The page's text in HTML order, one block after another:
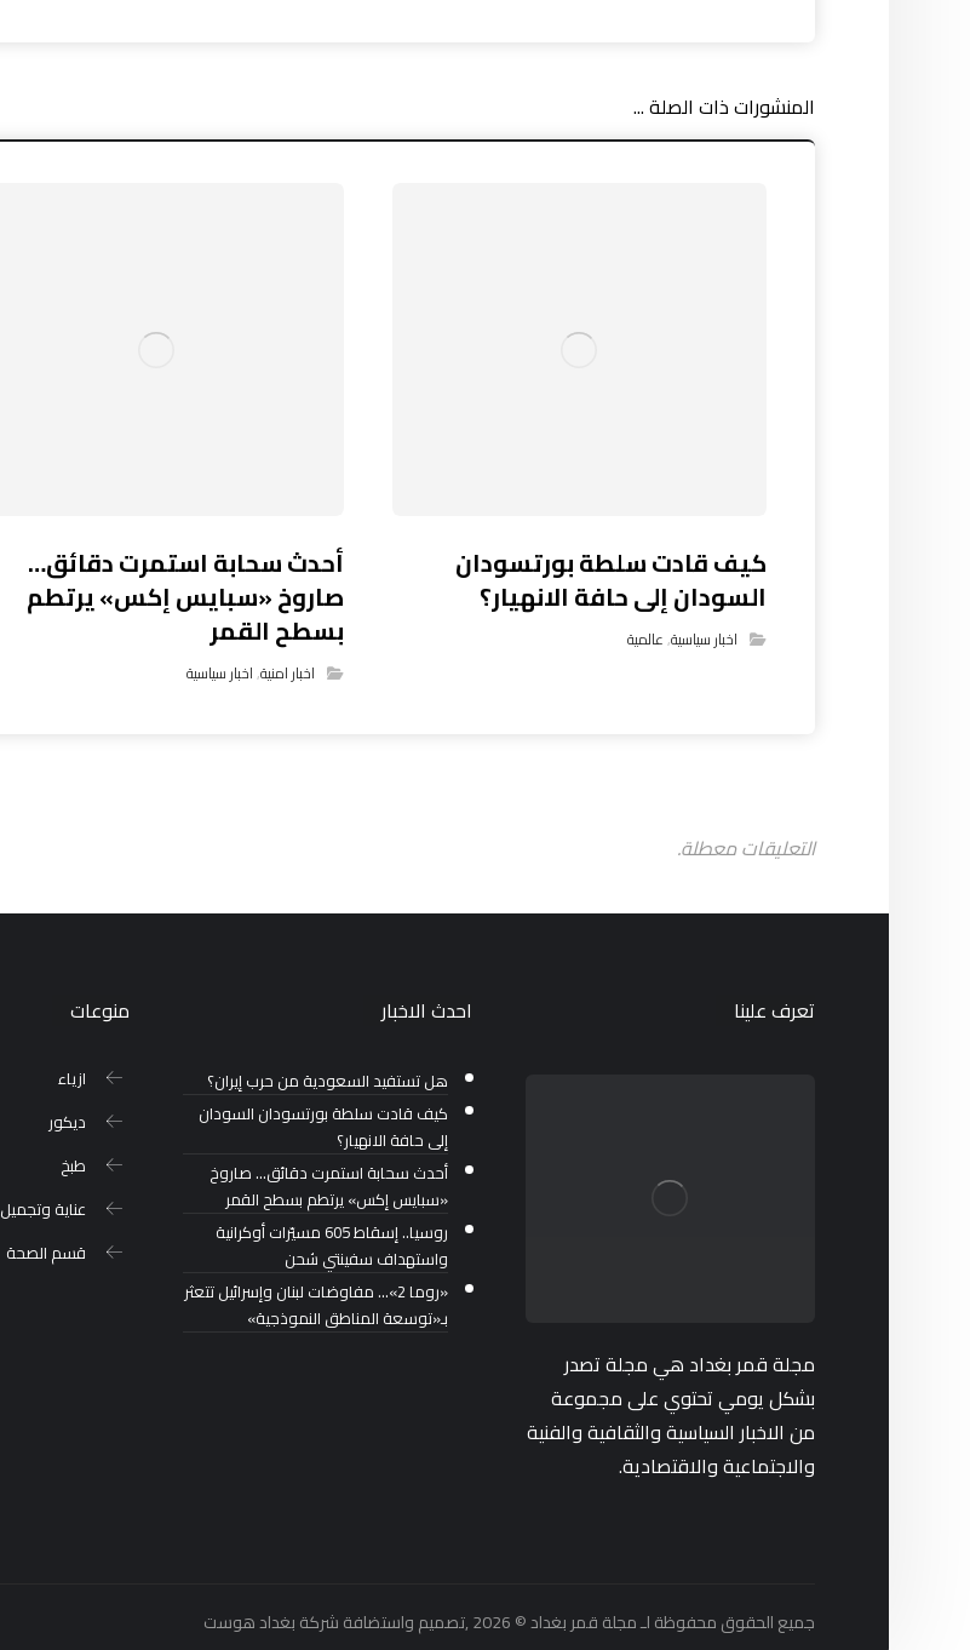
المنشورات ذات الصلة ...
كيف قادت سلطة بورتسودان
السودان إلى حافة الانهيار؟
اخبار سياسية,عالمية
أحدث سحابة استمرت دقائق…
صاروخ «سبايس إكس» يرتطم
بسطح القمر
اخبار امنية,اخبار سياسية
التعليقات معطلة.
تعرف علينا
مجلة قمر بغداد هي مجلة تصدر
بشكل يومي تحتوي على مجموعة
من الاخبار السياسية والثقافية والفنية
والاجتماعية والاقتصادية.
احدث الاخبار
هل تستفيد السعودية من حرب إيران؟
كيف قادت سلطة بورتسودان السودان
إلى حافة الانهيار؟
أحدث سحابة استمرت دقائق… صاروخ
«سبايس إكس» يرتطم بسطح القمر
روسيا.. إسقاط 605 مسيّرات أوكرانية
واستهداف سفينتي شحن
«روما 2»… مفاوضات لبنان وإسرائيل تتعثر
بـ«توسعة المناطق النموذجية»
منوعات
ازياء
ديكور
طبخ
عناية وتجميل
قسم الصحة
جميع الحقوق محفوظة لـ مجلة قمر بغداد © 2026 ,تصميم واستضافة شركة بغداد هوست